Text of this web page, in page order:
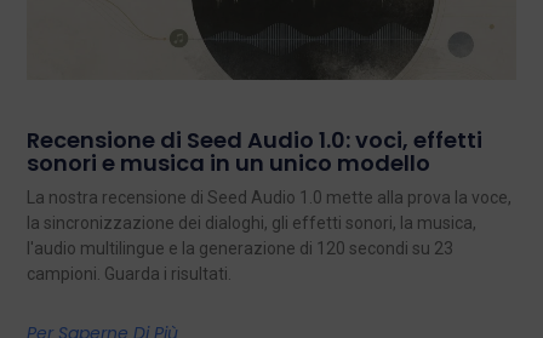
Recensione di Seed Audio 1.0: voci, effetti
sonori e musica in un unico modello
La nostra recensione di Seed Audio 1.0 mette alla prova la voce,
la sincronizzazione dei dialoghi, gli effetti sonori, la musica,
l'audio multilingue e la generazione di 120 secondi su 23
campioni. Guarda i risultati.